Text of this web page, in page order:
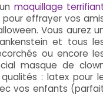
maquillage
effrayer vos
Vous aurez
et tous
ou encore
masque de
: latex pour
vos enfants